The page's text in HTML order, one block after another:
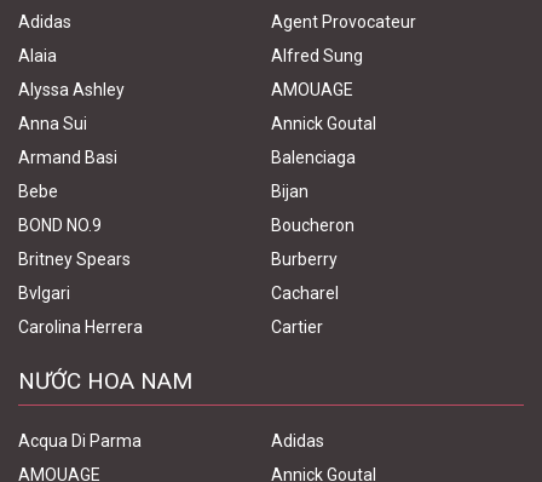
Adidas
Agent Provocateur
Alaia
Alfred Sung
Alyssa Ashley
AMOUAGE
Anna Sui
Annick Goutal
Armand Basi
Balenciaga
Bebe
Bijan
BOND NO.9
Boucheron
Britney Spears
Burberry
Bvlgari
Cacharel
Carolina Herrera
Cartier
NƯỚC HOA NAM
Acqua Di Parma
Adidas
AMOUAGE
Annick Goutal